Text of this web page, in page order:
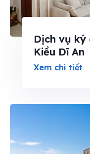
Thị trường
Liên hệDịch vụ ký
Kiều Dĩ An
Xem chi tiết